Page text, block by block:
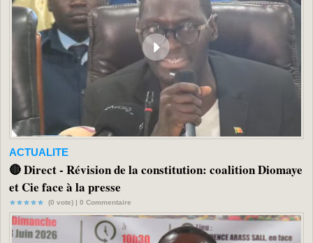
ACTUALITE
🔴 Direct - Révision de la constitution: coalition Diomaye
et Cie face à la presse
(0 vote) | 0 Commentaire